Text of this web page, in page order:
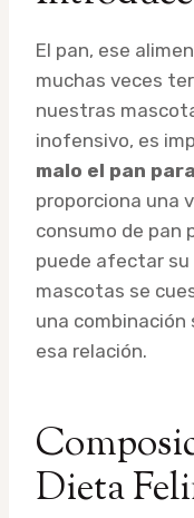
El pan, ese
muchas veces
nuestras
inofensivo, es
malo el pan
proporciona una
consumo de pan
puede afectar su
mascotas se
una combinación
esa relación.
Dieta